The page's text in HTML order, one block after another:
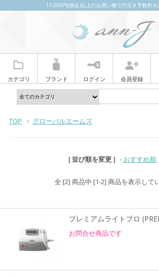
11,000円(税込)以上のお買い物で代引き手数料＆
カテゴリ ブランド ログイン 会員登録
TOP > グローバルエームズ
[ 並び順を変更 ] - おすすめ順
全 [2] 商品中 [1-2] 商品を表示して
プレミアムライトプロ
お問合せ商品です